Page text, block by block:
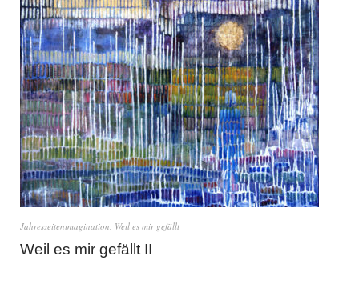
Jahreszeitenimagination, Weil es mir gefällt
Weil es mir gefällt II